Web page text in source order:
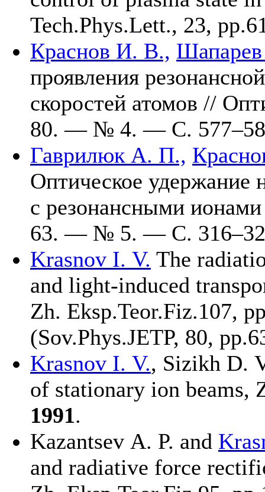
Tech.Phys.Lett., 23,
Краснов И. В.,
проявления
скоростей атомов //
80. — № 4. — С. 5
Гаврилюк А. П.,
Оптическое удержание
с резонансными
63. — № 5. — С. 3
Krasnov I. V. The
and light-induced
Zh. Eksp.Teor.Fiz.107,
(Sov.Phys.JETP, 80, pp.6
Krasnov I. V., Sizikh D.
of stationary ion beams,
1991.
Kazantsev A. P. and
and radiative force